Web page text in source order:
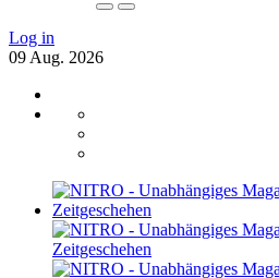
Log in
09 Aug. 2026